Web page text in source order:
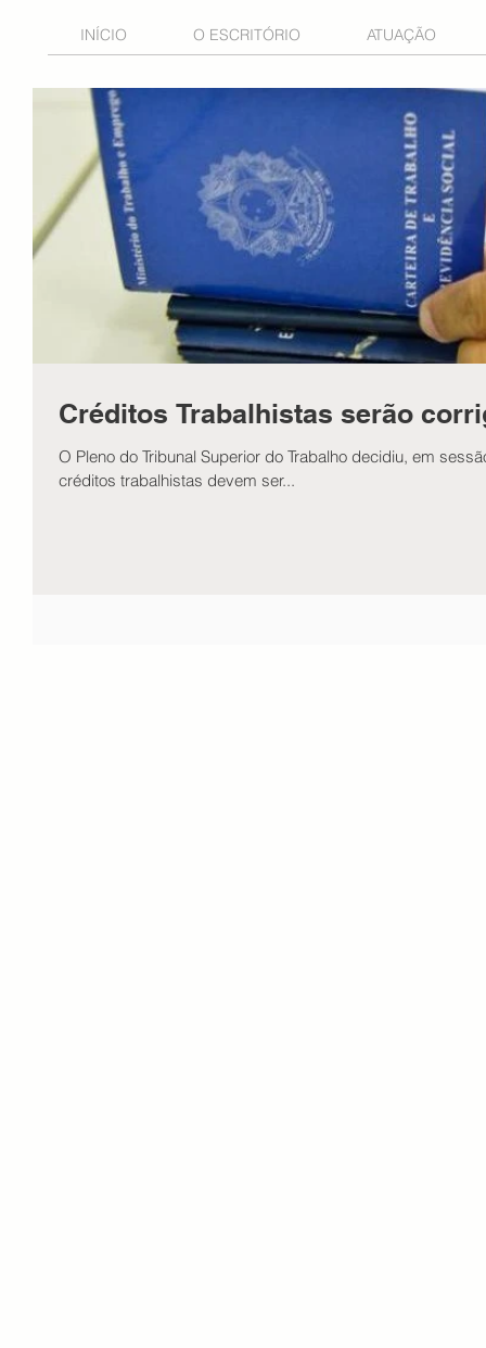
INÍCIO O ESCRITÓRIO ATUAÇÃO
Créditos Trabalhistas serão
O Pleno do Tribunal Superior do Trabalho decidiu, em
créditos trabalhistas devem ser...